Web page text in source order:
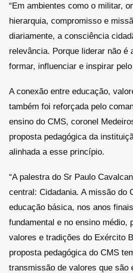
“Em ambientes como o militar,
hierarquia, compromisso e
diariamente, a consciência
relevância. Porque liderar não é
formar, influenciar e inspirar
A conexão entre educação,
também foi reforçada pelo
ensino do CMS, coronel
proposta pedagógica da
alinhada a esse princípio.
“A palestra do Sr Paulo
central: Cidadania. A missão do
educação básica, nos anos
fundamental e no ensino médio,
valores e tradições do Exército
proposta pedagógica do CMS
transmissão de valores que são